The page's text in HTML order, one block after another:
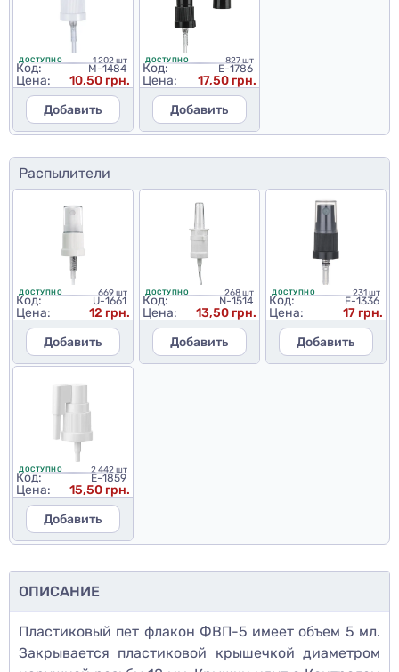
ДОСТУПНО 1 202 шт
Код: M-1484
Цена:
10,50 грн.
Добавить
ДОСТУПНО 827 шт
Код: E-1786
Цена:
17,50 грн.
Добавить
Распылители
ДОСТУПНО 669 шт
Код: U-1661
Цена:
12 грн.
Добавить
ДОСТУПНО 268 шт
Код: N-1514
Цена:
13,50 грн.
Добавить
ДОСТУПНО 231 шт
Код: F-1336
Цена:
17 грн.
Добавить
ДОСТУПНО 2 442 шт
Код: E-1859
Цена:
15,50 грн.
Добавить
ОПИСАНИЕ
Пластиковый пет флакон ФВП-5 имеет объем 5 мл.
Закрывается пластиковой крышечкой диаметром